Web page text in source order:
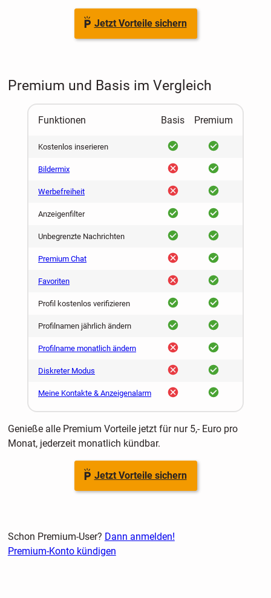
Jetzt Vorteile sichern
Premium und Basis im Vergleich
Funktionen Basis Premium
Kostenlos inserieren ja ja
Bildermix nein ja
Werbefreiheit nein ja
Anzeigenfilter ja ja
Unbegrenzte Nachrichten ja ja
Premium Chat nein ja
Favoriten nein ja
Profil kostenlos verifizieren ja ja
Profilnamen jährlich ändern ja ja
Profilname monatlich ändern nein ja
Diskreter Modus nein ja
Meine Kontakte & Anzeigenalarm nein ja
Genieße alle Premium Vorteile jetzt für nur 5,- Euro pro
Monat, jederzeit monatlich kündbar.
Jetzt Vorteile sichern
Schon Premium-User? Dann anmelden!
Premium-Konto kündigen